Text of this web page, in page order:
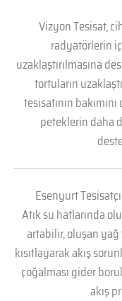
Vizyon Tesisat,
radyatörlerin
uzaklaştırılmasına
tortuların
tesisatının
peteklerin daha
Esenyurt
Atık su hatlarında
artabilir, oluşan
kısıtlayarak akış
çoğalması gider
akış